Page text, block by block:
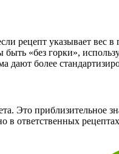
рецепт указывает вес в
«без горки»,
дают более
Это приблизительное
ответственных